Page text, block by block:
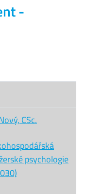
-
CSc.
psychologie